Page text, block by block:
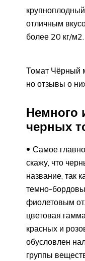
отличным
более 20 кг/м2.
Томат Чёрный
но отзывы о
Немного
черных
Самое
скажу, что
название, так
темно-
фиолетовым
цветовая
красных и
обусловлен
группы